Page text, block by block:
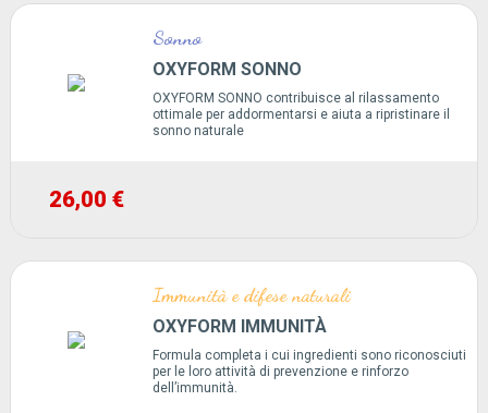
Sonno
OXYFORM SONNO
OXYFORM SONNO contribuisce al rilassamento
ottimale per addormentarsi e aiuta a ripristinare il
sonno naturale
26,00 €
Immunità e difese naturali
OXYFORM IMMUNITÀ
Formula completa i cui ingredienti sono riconosciuti
per le loro attività di prevenzione e rinforzo
dell’immunità.